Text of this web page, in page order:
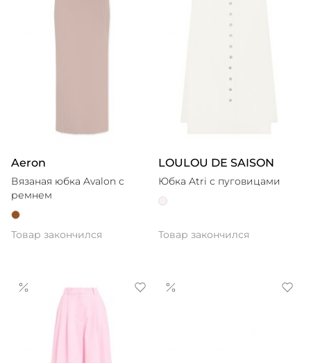
Aeron
Вязаная юбка Avalon с
ремнем
Товар закончился
LOULOU DE SAISON
Юбка Atri с пуговицами
Товар закончился